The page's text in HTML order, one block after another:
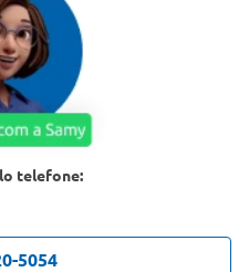
telefone:
5054